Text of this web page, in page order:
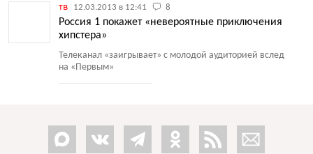
тв 12.03.2013 в 12:41 8
Россия 1 покажет «невероятные приключения
хипстера»
Телеканал «заигрывает» с молодой аудиторией вслед
на «Первым»